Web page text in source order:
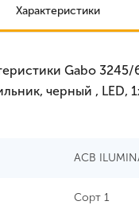
Характеристики
Gabo 3245/
черный , LED,
ACB
Сорт 1